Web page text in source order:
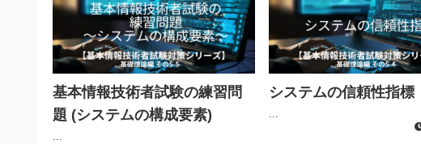
基本情報技術者試験の練習問
題 (システムの構成要素)
...
システムの信頼性指標
...